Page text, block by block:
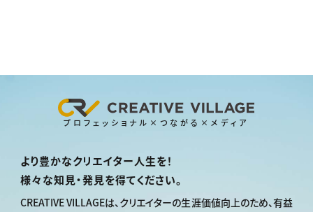
プロフェッショナル×つながる×メディア
より豊かなクリエイター人生を！
様々な知見・発見を得てください。
CREATIVE VILLAGEは、クリエイターの生涯価値向上のため、有益